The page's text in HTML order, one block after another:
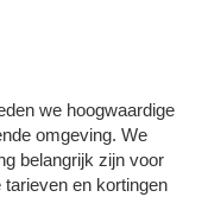
we hoogwaardige
omgeving. We
belangrijk zijn voor
en kortingen